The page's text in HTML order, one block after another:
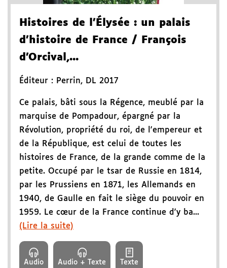
Histoires de l'Élysée : un palais
d'histoire de France / François
d'Orcival,...
Éditeur : Perrin, DL 2017
Ce palais, bâti sous la Régence, meublé par la
marquise de Pompadour, épargné par la
Révolution, propriété du roi, de l'empereur et
de la République, est celui de toutes les
histoires de France, de la grande comme de la
petite. Occupé par le tsar de Russie en 1814,
par les Prussiens en 1871, les Allemands en
1940, de Gaulle en fait le siège du pouvoir en
1959. Le cœur de la France continue d'y ba...
(Lire la suite)
Audio Audio + Texte Texte